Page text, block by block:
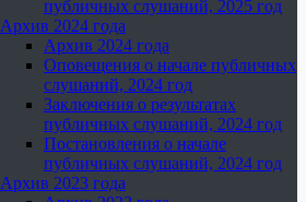
публичных слушаний, 2025 год
Архив 2024 года
Архив 2024 года
Оповещения о начале публичных
слушаний, 2024 год
Заключения о результатах
публичных слушаний, 2024 год
Постановления о начале
публичных слушаний, 2024 год
Архив 2023 года